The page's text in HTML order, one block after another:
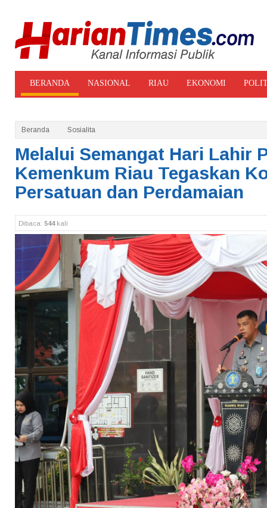
BERANDA NASIONAL RIAU EKONOMI
Beranda Sosialita
Melalui Semangat Hari Lahir
Kemenkum Riau Tegaskan
Persatuan dan Perdamaian
Dibaca: 544kali